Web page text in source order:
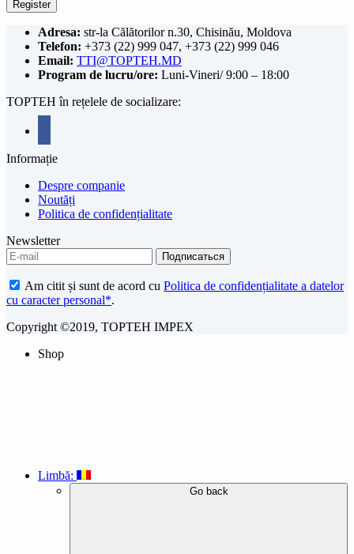
Register
Adresa: str-la Călătorilor n.30, Chisinău, Moldova
Telefon: +373 (22) 999 047, +373 (22) 999 046
Email: TTI@TOPTEH.MD
Program de lucru/ore: Luni-Vineri/ 9:00 – 18:00
TOPTEH în rețelele de socializare:
Informație
Despre companie
Noutăți
Politica de confidențialitate
Newsletter
Am citit și sunt de acord cu Politica de confidențialitate a datelor
cu caracter personal*.
Copyright ©2019, TOPTEH IMPEX
Shop
Limbă:
Go back